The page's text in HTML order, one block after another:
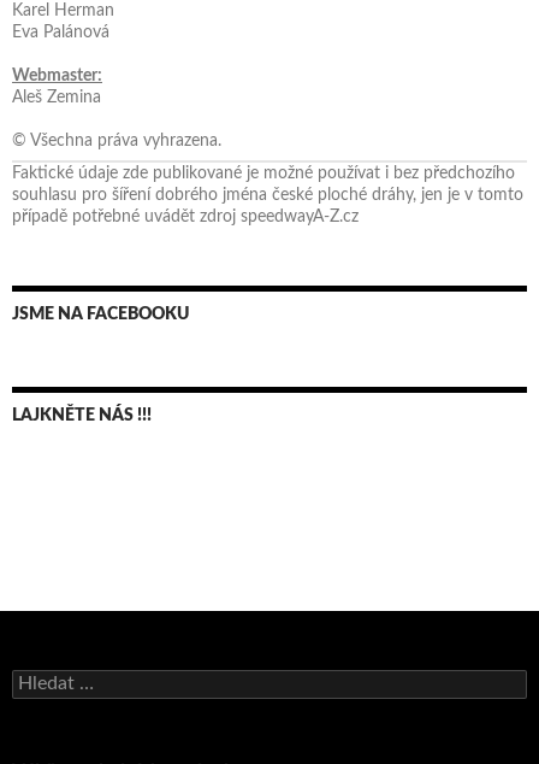
Karel Herman
Eva Palánová
Webmaster:
Aleš Zemina
© Všechna práva vyhrazena.
Faktické údaje zde publikované je možné používat i bez předchozího
souhlasu pro šíření dobrého jména české ploché dráhy, jen je v tomto
případě potřebné uvádět zdroj speedwayA-Z.cz
JSME NA FACEBOOKU
LAJKNĚTE NÁS !!!
Vyhledávání
Andy Appleton obhájil dlouhodrážní titul!